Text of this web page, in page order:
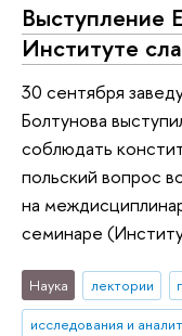
Выступление
Институте
30 сентября
Болтунова
соблюдать
польский вопрос
на
семинаре
Наука лектории
исследования и